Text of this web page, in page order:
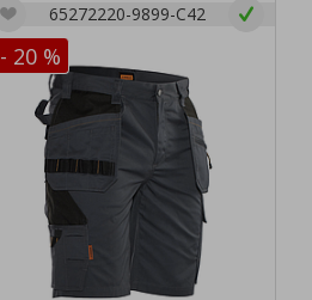
65272220-9899-C42
- 20 %